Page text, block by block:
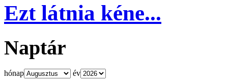
Ezt látnia kéne...
Naptár
hónap év